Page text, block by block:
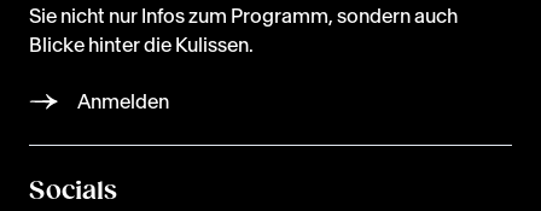
Sie nicht nur Infos zum Programm, sondern auch
Blicke hinter die Kulissen.
Anmelden
Socials